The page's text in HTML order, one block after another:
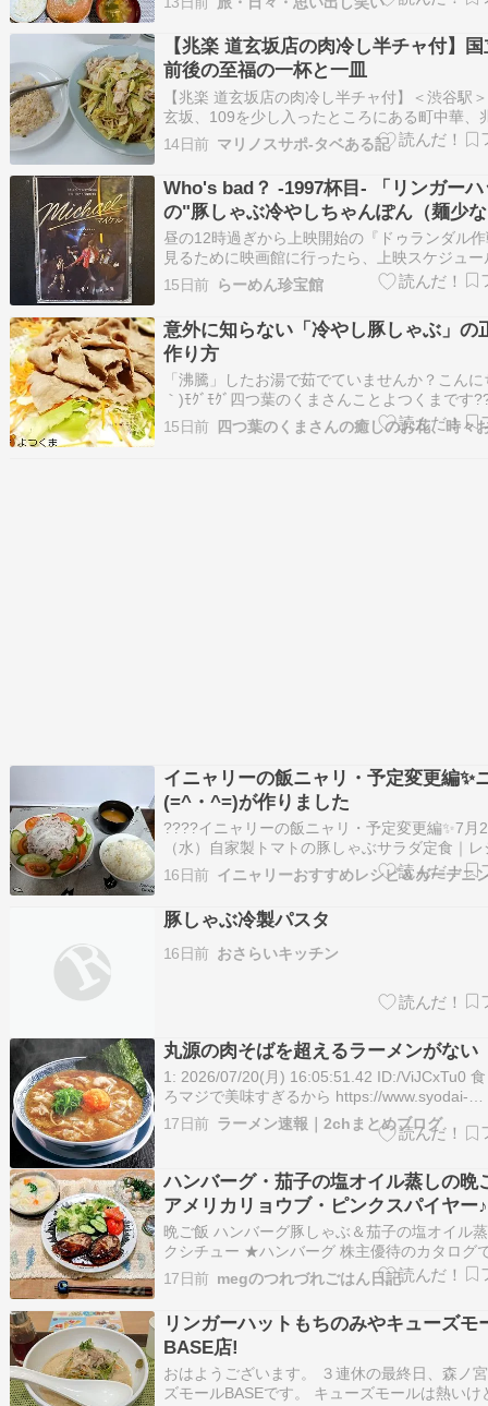
たし 昨日は夕方からスーパーに行って、２～
くる見て回って涼み???? ２周目に割引シール
で貼られたしゃぶしゃぶ肉…
【兆楽 道玄坂店の肉冷し半チャ付】
前後の至福の一杯と一皿
【兆楽 道玄坂店の肉冷し半チャ付】＜渋谷駅
玄坂、109を少し入ったところにある町中華、
観、内観ともいかにも昭和の時代を感じながら
溢れる店だけど、店員さんはアジアのるつぼ
で、ちょっとばかり異国の雰囲気を感じるあ
ならでは。広い店内全面に並…
14日前 マリノスサポ-タベある記
Who's bad？ -1997杯目- 「リンガーハ
の"豚しゃぶ冷やしちゃんぽん（麺少な
め）"@海浜幕張
昼の12時過ぎから上映開始の『ドゥランダル
見るために映画館に行ったら、上映スケジュー
っていて夜1回だけの上映に減らされていた・
のシネコンは観客動員数に応じて容赦なく上
ールを変更するから直前に確認しないといけま
そういえば『ミステリー・アリー…
15日前 らーめん珍宝館
意外に知らない「冷やし豚しゃぶ」の
作り方
「沸騰」したお湯で茹でていませんか？こんに
｀)ﾓｸﾞﾓｸﾞ四つ葉のくまさんことよつくまです
もよろしくお願いいたします。「豚肉」はスタ
にとてもいい食材です。「ビタミンB群」など
15日前
イニャリーの飯ニャリ・予定変更編✨
(=^・^=)が作りました
????イニャリーの飯ニャリ・予定変更編✨7月
（水）自家製トマトの豚しゃぶサラダ定食｜
り方本日の週間献立では、夏野菜の麻婆ナスを
でしたニャ。ところが、完成した晩ごはんは
しゃぶと夏野菜のサラダ定食になりましたニャ
とは違いましたが、暑い日に…
16日前 イニャリーおすすめレシピ＆ガーデニ
豚しゃぶ冷製パスタ
16日前 おさらいキッチン
丸源の肉そばを超えるラーメンがない
1: 2026/07/20(月) 16:05:51.42 ID:/ViJCxTu0
ろマジで美味すぎるから https://www.syodai-
marugen.jp/menu 2: 2026/07/20(月)
ID:8bgcBqQS0 美味いよな…
17日前 ラーメン速報｜2chまとめブログ
ハンバーグ・茄子の塩オイル蒸しの晩
アメリカリョウブ・ピンクスパイヤー♪
晩ご飯 ハンバーグ豚しゃぶ＆茄子の塩オイル
クシチュー ★ハンバーグ 株主優待のカタログ
ハンバーグ ★豚しゃぶ＆茄子の塩オイル蒸し
茄子を８分蒸すだけで とろとろ茄子の出来上
ではニンジンだれをかけていましたが 大葉を
麻だれをかけました茄子…
17日前 megのつれづれごはん日記
リンガーハットもちのみやキューズモ
BASE店!
おはようございます。 ３連休の最終日、森ノ
ズモールBASEです。 キューズモールは熱いけ